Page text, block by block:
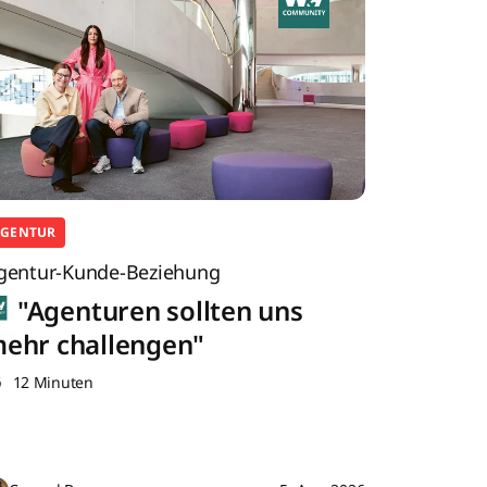
Kunde-Beziehung
"Agenturen sollten uns
challengen"
12 Minuten